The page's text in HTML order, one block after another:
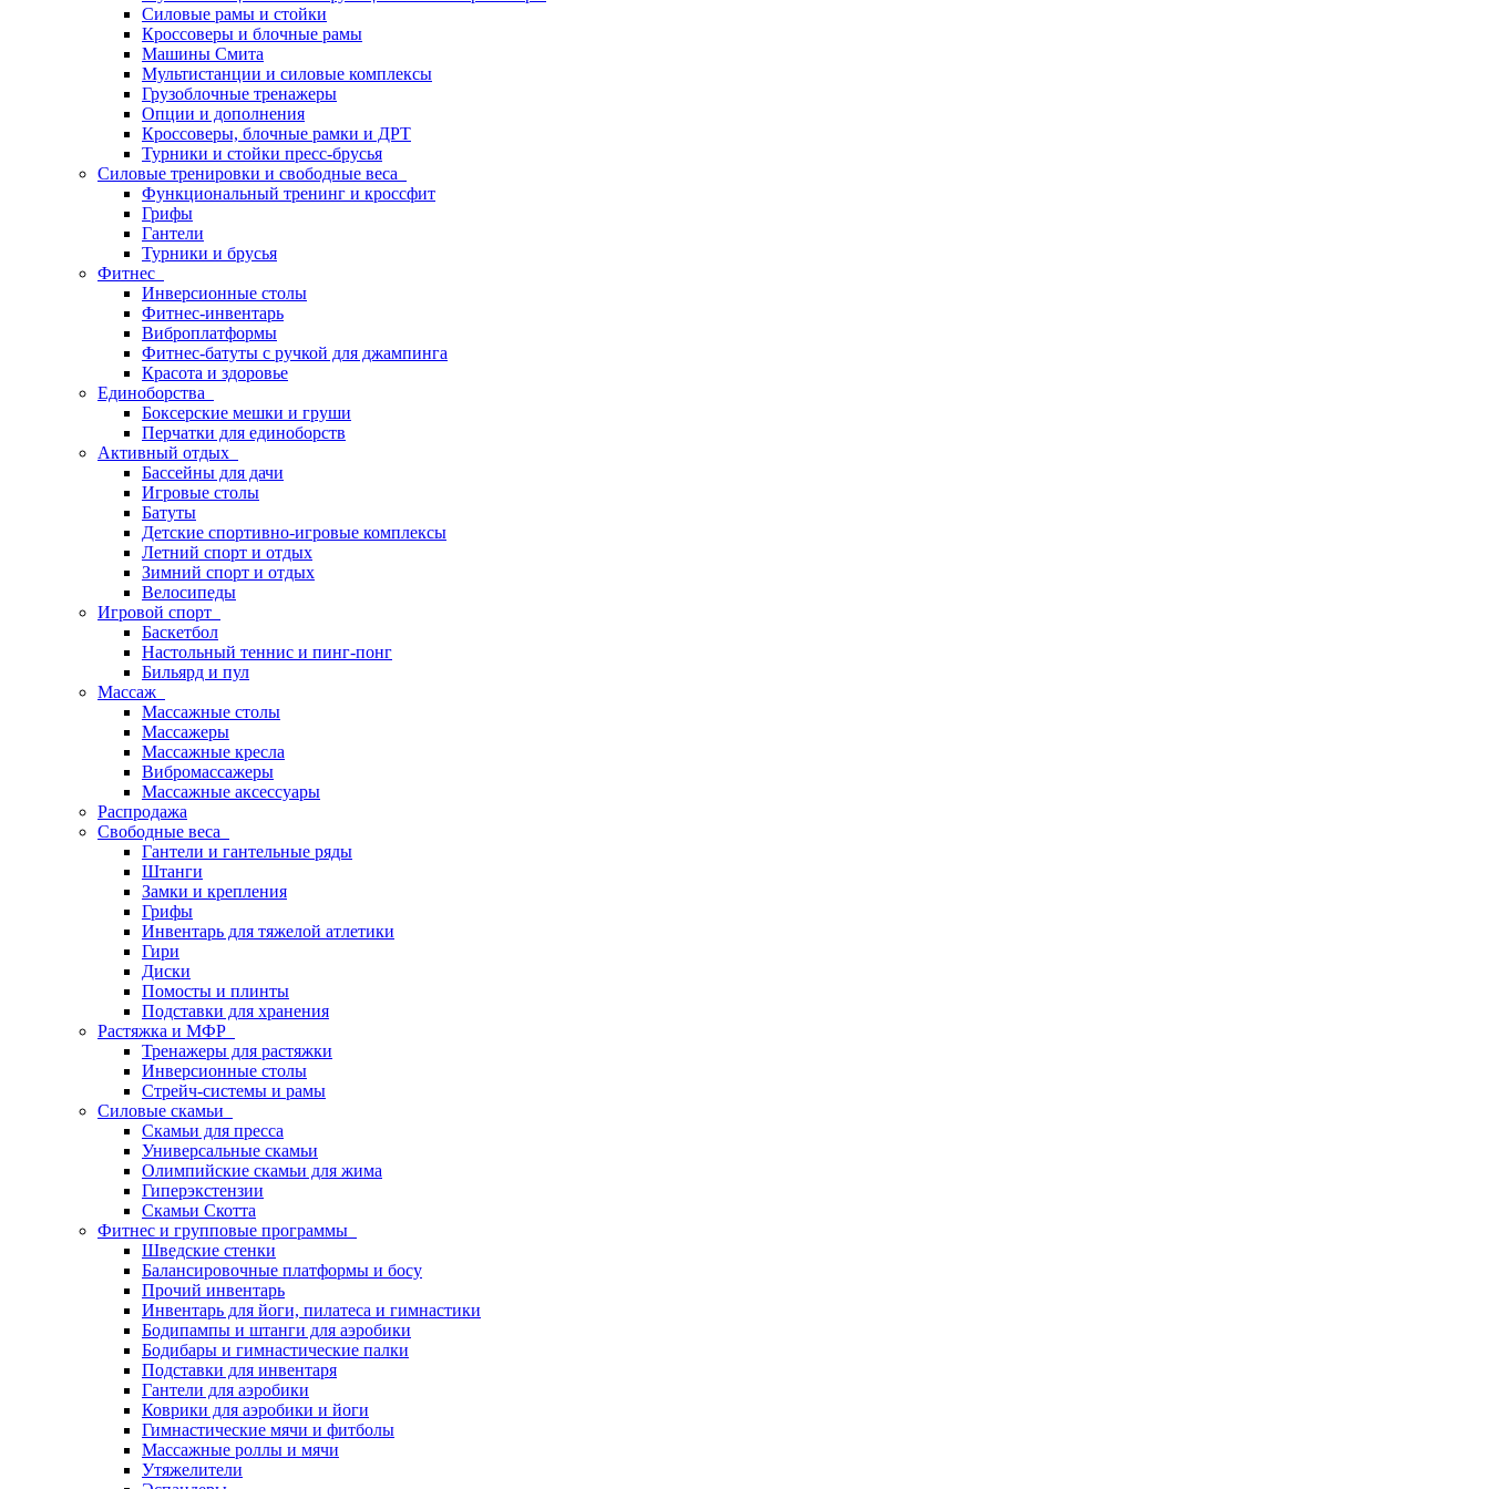
Силовые рамы и стойки
Кроссоверы и блочные рамы
Машины Смита
Мультистанции и силовые комплексы
Грузоблочные тренажеры
Опции и дополнения
Кроссоверы, блочные рамки и ДРТ
Турники и стойки пресс-брусья
Силовые тренировки и свободные веса
Функциональный тренинг и кроссфит
Грифы
Гантели
Турники и брусья
Фитнес
Инверсионные столы
Фитнес-инвентарь
Виброплатформы
Фитнес-батуты с ручкой для джампинга
Красота и здоровье
Единоборства
Боксерские мешки и груши
Перчатки для единоборств
Активный отдых
Бассейны для дачи
Игровые столы
Батуты
Детские спортивно-игровые комплексы
Летний спорт и отдых
Зимний спорт и отдых
Велосипеды
Игровой спорт
Баскетбол
Настольный теннис и пинг-понг
Бильярд и пул
Массаж
Массажные столы
Массажеры
Массажные кресла
Вибромассажеры
Массажные аксессуары
Распродажа
Свободные веса
Гантели и гантельные ряды
Штанги
Замки и крепления
Грифы
Инвентарь для тяжелой атлетики
Гири
Диски
Помосты и плинты
Подставки для хранения
Растяжка и МФР
Тренажеры для растяжки
Инверсионные столы
Стрейч-системы и рамы
Силовые скамьи
Скамьи для пресса
Универсальные скамьи
Олимпийские скамьи для жима
Гиперэкстензии
Скамьи Скотта
Фитнес и групповые программы
Шведские стенки
Балансировочные платформы и босу
Прочий инвентарь
Инвентарь для йоги, пилатеса и гимнастики
Бодипампы и штанги для аэробики
Бодибары и гимнастические палки
Подставки для инвентаря
Гантели для аэробики
Коврики для аэробики и йоги
Гимнастические мячи и фитболы
Массажные роллы и мячи
Утяжелители